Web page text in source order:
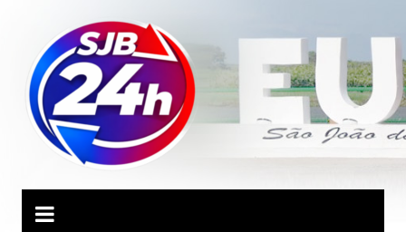
conteúdo